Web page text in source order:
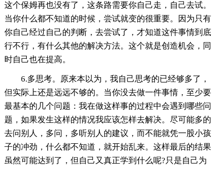
这个保姆再也没有了，这条路需要你自己走，自己去试。
当你什么都不知道的时候，尝试就变的很重要。因为只有
你自己经过自己的判断，去尝试了，才知道这件事情到底
行不行，有什么其他的解决方法。这个就是创造机会，同
时自己也在提高。
6.多思考。原来本以为，我自己思考的已经够多了，
但实际上还是远远不够的。当你没去做一件事情，至少要
最基本的几个问题：我在做这样事的过程中会遇到哪些问
题，如果发生这样的情况我应该怎样去解决。尽可能多的
去问别人，多问，多听别人的建议，而不能就凭一股小孩
子的冲劲，什么都不知道，就开始乱来。这样最后的结果
虽然可能达到了，但自己又真正学到什么呢?只是自己为